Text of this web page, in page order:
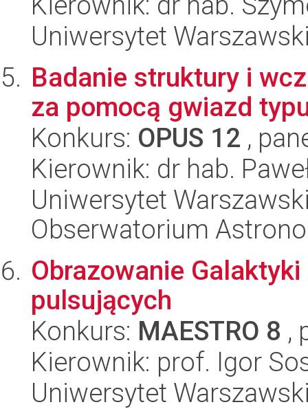
Uniwersytet
Badanie struktury i
za pomocą gwiazd
Konkurs: OPUS 12 ,
Kierownik: dr hab.
Uniwersytet
Obserwatorium
Obrazowanie
pulsujących
Konkurs: MAESTRO 8 ,
Kierownik: prof. Igor
Uniwersytet